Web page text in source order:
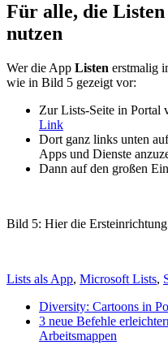
Für alle, die
nutzen
Wer die App Listen erstmalig
wie in Bild 5 gezeigt vor:
Zur Lists-Seite in Portal
Link
Dort ganz links unten
Apps und Dienste
Dann auf den großen
Bild 5: Hier die
Lists als App, Microsoft Lists,
Diversity: Cartoons in
3 neue Befehle
Arbeitsmappen